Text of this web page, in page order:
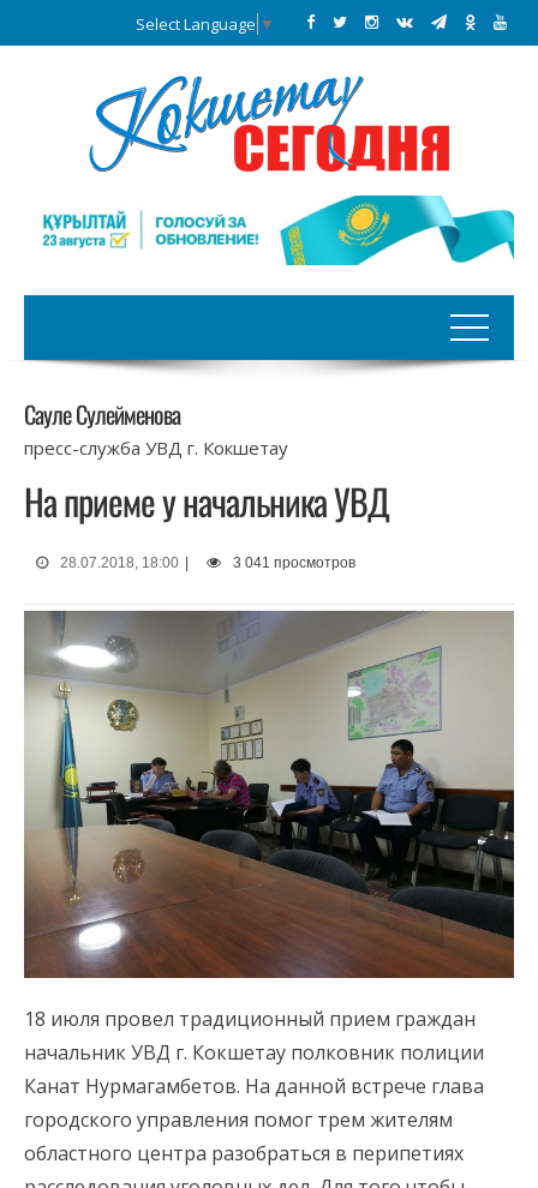
Select Language ▼
Сауле Сулейменова
пресс-служба УВД г. Кокшетау
На приеме у начальника УВД
28.07.2018, 18:00 3 041 просмотров
18 июля провел традиционный прием граждан
начальник УВД г. Кокшетау полковник полиции
Канат Нурмагамбетов. На данной встрече глава
городского управления помог трем жителям
областного центра разобраться в перипетиях